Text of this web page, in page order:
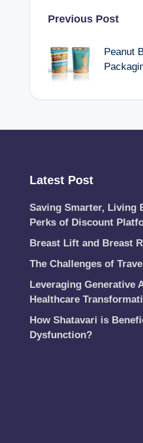
Post
Previous Post
Peanut
Latest Post
Saving Smarter, Living
Perks of Discount
Breast Lift and Breast
The Challenges of
Leveraging Generative
Healthcare
How Shatavari is
Dysfunction?